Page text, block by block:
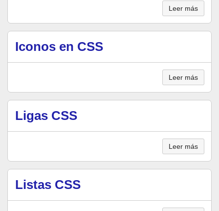
Leer más
Iconos en CSS
Leer más
Ligas CSS
Leer más
Listas CSS